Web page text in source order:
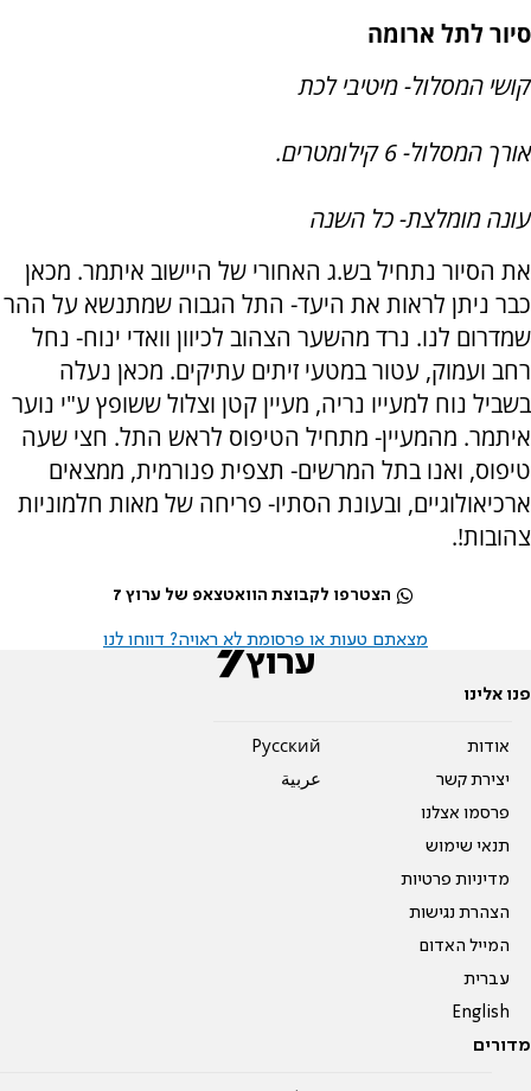
סיור לתל ארומה
קושי המסלול- מיטיבי לכת
אורך המסלול- 6 קילומטרים.
עונה מומלצת- כל השנה
את הסיור נתחיל בש.ג האחורי של היישוב איתמר. מכאן
כבר ניתן לראות את היעד- התל הגבוה שמתנשא על ההר
שמדרום לנו. נרד מהשער הצהוב לכיוון וואדי ינוח- נחל
רחב ועמוק, עטור במטעי זיתים עתיקים. מכאן נעלה
בשביל נוח למעייו נריה, מעיין קטן וצלול ששופץ ע"י נוער
איתמר. מהמעיין- מתחיל הטיפוס לראש התל. חצי שעה
טיפוס, ואנו בתל המרשים- תצפית פנורמית, ממצאים
ארכיאולוגיים, ובעונת הסתיו- פריחה של מאות חלמוניות
צהובות!.
הצטרפו לקבוצת הוואטצאפ של ערוץ 7
מצאתם טעות או פרסומת לא ראויה? דווחו לנו
פנו אלינו
אודות
יצירת קשר
פרסמו אצלנו
תנאי שימוש
מדיניות פרטיות
הצהרת נגישות
המייל האדום
עברית
English
Pусский
عربية
מדורים